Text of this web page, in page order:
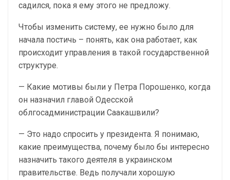
садился, пока я ему этого не предложу.
Чтобы изменить систему, ее нужно было для
начала постичь – понять, как она работает, как
происходит управления в такой государственной
структуре.
— Какие мотивы были у Петра Порошенко, когда
он назначил главой Одесской
облгосадминистрации Саакашвили?
— Это надо спросить у президента. Я понимаю,
какие преимущества, почему было бы интересно
назначить такого деятеля в украинском
правительстве. Ведь получали хорошую